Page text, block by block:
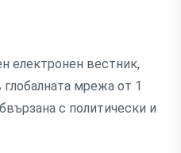
електронен вестник,
мрежа от 1
с политически и